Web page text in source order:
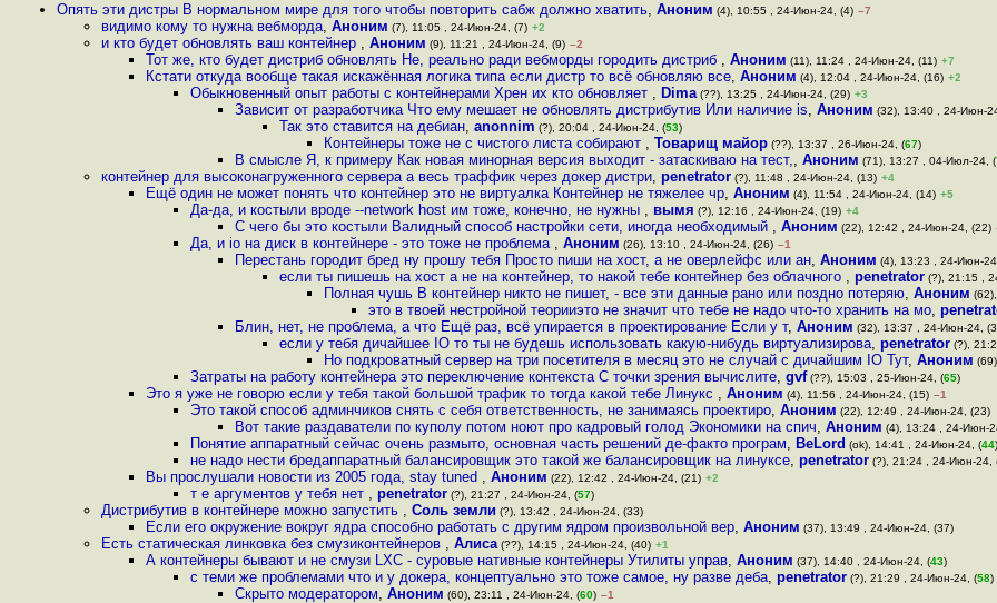
Опять эти дистры В нормальном мире для того чтобы повторить сабж должно хватить, Аноним (4), 10:55 , 24-Июн-24, (4) –7
видимо кому то нужна вебморда, Аноним (7), 11:05 , 24-Июн-24, (7) +2
и кто будет обновлять ваш контейнер , Аноним (9), 11:21 , 24-Июн-24, (9) –2
Тот же, кто будет дистриб обновлять Не, реально ради вебморды городить дистриб , Аноним (11), 11:24 , 24-Июн-24, (11) +7
Кстати откуда вообще такая искажённая логика типа если дистр то всё обновляю все, Аноним (4), 12:04 , 24-Июн-24, (16) +2
Обыкновенный опыт работы с контейнерами Хрен их кто обновляет , Dima (??), 13:25 , 24-Июн-24, (29) +3
Зависит от разработчика Что ему мешает не обновлять дистрибутив Или наличие is, Аноним (32), 13:40 , 24-Июн-
Так это ставится на дебиан, anonnim (?), 20:04 , 24-Июн-24, (53)
Контейнеры тоже не с чистого листа собирают , Товарищ майор (??), 13:37 , 26-Июн-24, (67)
В смысле Я, к примеру Как новая минорная версия выходит - затаскиваю на тест,, Аноним (71), 13:27 , 04-Июл-24, (
контейнер для высоконагруженного сервера а весь траффик через докер дистри, penetrator (?), 11:48 , 24-Июн-24, (13) +4
Ещё один не может понять что контейнер это не виртуалка Контейнер не тяжелее чр, Аноним (4), 11:54 , 24-Июн-24, (14) +5
Да-да, и костыли вроде --network host им тоже, конечно, не нужны , вымя (?), 12:16 , 24-Июн-24, (19) +4
С чего бы это костыли Валидный способ настройки сети, иногда необходимый , Аноним (22), 12:42 , 24-Июн-24, (22)
Да, и io на диск в контейнере - это тоже не проблема , Аноним (26), 13:10 , 24-Июн-24, (26) –1
Перестань городит бред ну прошу тебя Просто пиши на хост, а не оверлейфс или ан, Аноним (4), 13:23 , 24-Июн-
если ты пишешь на хост а не на контейнер, то накой тебе контейнер без облачного , penetrator (?), 21:15 ,
Полная чушь В контейнер никто не пишет, - все эти данные рано или поздно потеряю, Аноним
это в твоей нестройной теорииэто не значит что тебе не надо что-то хранить на мо,
Блин, нет, не проблема, а что Ещё раз, всё упирается в проектирование Если у т, Аноним (32), 13:37 , 24-Июн-24,
если у тебя дичайшее IO то ты не будешь использовать какую-нибудь виртуализирова, penetrator (?),
Но подкроватный сервер на три посетителя в месяц это не случай с дичайшим IO Тут, Аноним
Затраты на работу контейнера это переключение контекста С точки зрения вычислите, gvf(??), 15:03 , 25-Июн-24, (65)
Это я уже не говорю если у тебя такой большой трафик то тогда какой тебе Линукс , Аноним (4), 11:56 , 24-Июн-24, (15) –1
Это такой способ админчиков снять с себя ответственность, не занимаясь проектиро, Аноним (22), 12:49 , 24-Июн-24, (23)
Вот такие раздаватели по куполу потом ноют про кадровый голод Экономики на спич, Аноним (4), 13:24 , 24-Июн-
Понятие аппаратный сейчас очень размыто, основная часть решений де-факто програм, BeLord (ok), 14:41 , 24-Июн-24, (44)
не надо нести бредаппаратный балансировщик это такой же балансировщик на линуксе, penetrator (?), 21:24 , 24-Июн-24,
Вы прослушали новости из 2005 года, stay tuned , Аноним (22), 12:42 , 24-Июн-24, (21) +2
т е аргументов у тебя нет , penetrator (?), 21:27 , 24-Июн-24, (57)
Дистрибутив в контейнере можно запустить , Соль земли (?), 13:42 , 24-Июн-24, (33)
Если его окружение вокруг ядра способно работать с другим ядром произвольной вер, Аноним (37), 13:49 , 24-Июн-24, (37)
Есть статическая линковка без смyзиконтейнеров , Алиса (??), 14:15 , 24-Июн-24, (40) +1
А контейнеры бывают и не смузи LXC - суровые нативные контейнеры Утилиты управ, Аноним (37), 14:40 , 24-Июн-24, (43)
с теми же проблемами что и у докера, концептуально это тоже самое, ну разве деба, penetrator (?), 21:29 , 24-Июн-24, (58)
Скрыто модератором, Аноним (60), 23:11 , 24-Июн-24, (60) –1